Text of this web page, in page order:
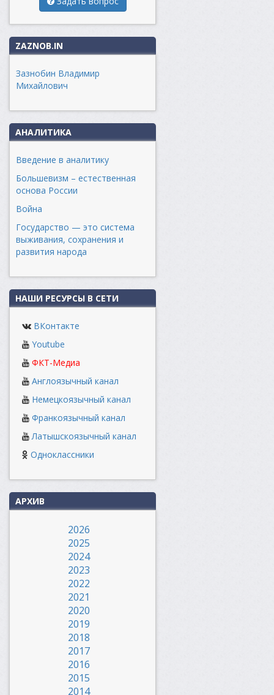
ZAZNOB.IN
Зазнобин Владимир
Михайлович
АНАЛИТИКА
Введение в аналитику
Большевизм – естественная
основа России
Война
Государство — это система
выживания, сохранения и
развития народа
НАШИ РЕСУРСЫ В СЕТИ
ВКонтакте
Youtube
ФКТ-Медиа
Англоязычный канал
Немецкоязычный канал
Франкоязычный канал
Латышскоязычный канал
Одноклассники
АРХИВ
2026
2025
2024
2023
2022
2021
2020
2019
2018
2017
2016
2015
2014